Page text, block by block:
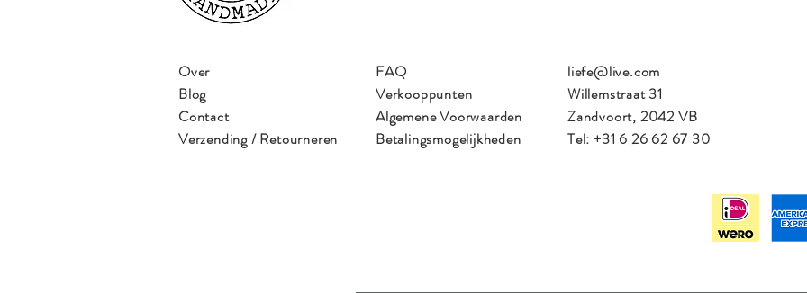
Over
Blog
Contact
Verzending / Retourneren
FAQ
Verkooppunten
Algemene Voorwaarden
Betalingsmogelijkheden
liefe@live.com
Willemstraat 31
Zandvoort, 2042 VB
Tel: +31 6 26 62 67 30